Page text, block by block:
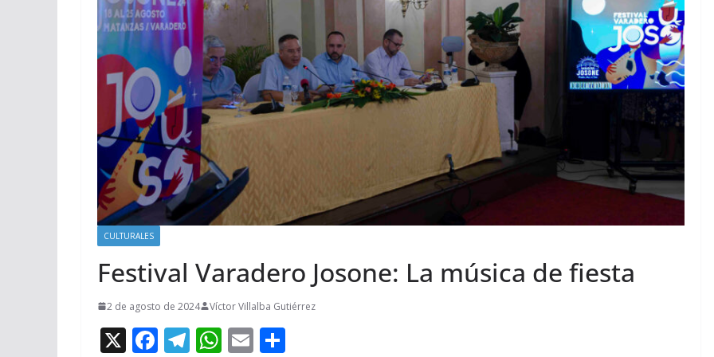
CULTURALES
Festival Varadero Josone: La música de fiesta
2 de agosto de 2024 Víctor Villalba Gutiérrez
X F T W E